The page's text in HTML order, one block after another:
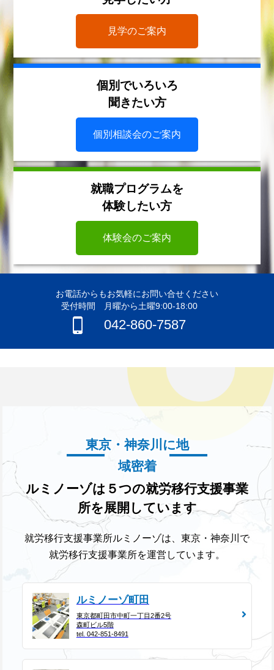
見学のご案内
個別でいろいろ
聞きたい方
個別相談会のご案内
就職プログラムを
体験したい方
体験会のご案内
お電話からもお気軽にお問い合せください
受付時間 月曜から土曜9:00-18:00
042-860-7587
東京・神奈川に地
域密着
ルミノーゾは５つの就労移行支援事業
所を展開しています
就労移行支援事業所ルミノーゾは、東京・神奈川で
就労移行支援事業所を運営しています。
ルミノーゾ町田
東京都町田市中町一丁目2番2号
森町ビル5階
tel. 042-851-8491